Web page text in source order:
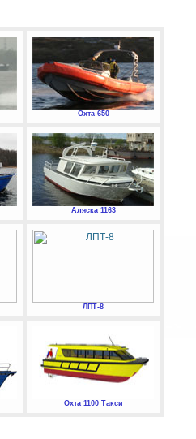
Охта 650
Аляска 1163
ЛПТ-8
Охта 1100 Такси